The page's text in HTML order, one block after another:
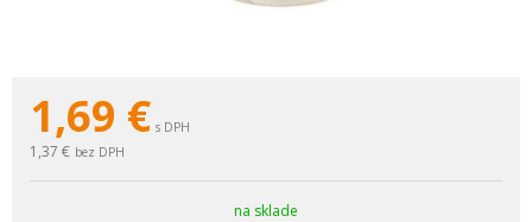
1,69 € s DPH
1,37 € bez DPH
na sklade